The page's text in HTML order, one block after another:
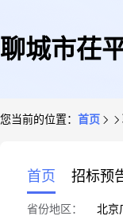
聊城市茌
您当前的位置： 首页
首页 招标预
省份地区： 北京